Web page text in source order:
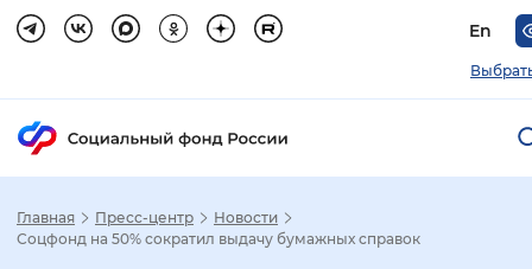
En
Главная Пресс-центр
Новости
Соцфонд на 50% сократил выдачу бумажных справок